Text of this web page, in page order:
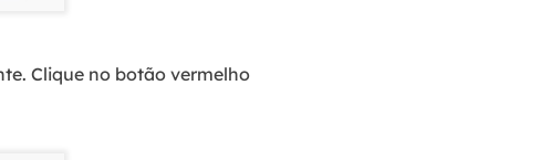
Clique no botão vermelho